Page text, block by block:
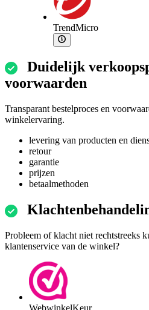
TrendMicro
Duidelijk
voorwaarden
Transparant bestelproces en
winkelervaring.
levering van producten en
retour
garantie
prijzen
betaalmethoden
Probleem of klacht niet rechtstreeks
klantenservice van de winkel?
WebwinkelKeur